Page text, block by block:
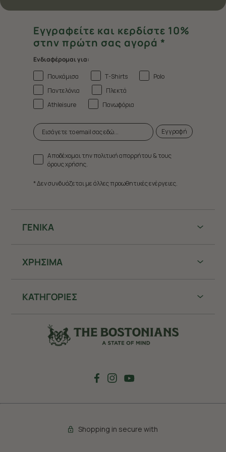
ΓΕΝΙΚΑ
ΧΡHΣΙΜΑ
ΚΑΤΗΓΟΡΙΕΣ
Εγγραφείτε και κερδίστε 10%
στην πρώτη σας αγορά *
Ενδιαφέρομαι για:
Πουκάμισα
T-Shirts
Polo
Παντελόνια
Πλεκτά
Athleisure
Πανωφόρια
Εγγραφή
Αποδέχομαι την πολιτική απορρήτου & τους
όρους χρήσης.
* Δεν συνδυάζεται με άλλες προωθητικές ενέργειες.
Shopping in secure with